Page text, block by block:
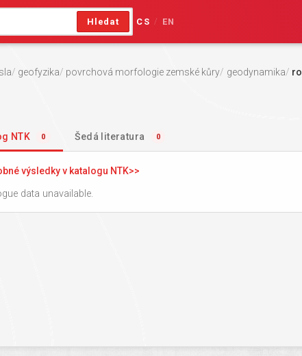
Hledat CS / EN
geofyzika povrchová morfologie zemské kůry geodynamika
NTK 0 Šedá literatura 0
výsledky v katalogu NTK
data unavailable.